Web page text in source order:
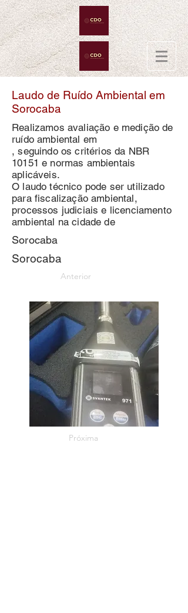
Laudo de Ruído Ambiental em
Sorocaba
Realizamos avaliação e medição de
ruído ambiental em
, seguindo os critérios da NBR
10151 e normas ambientais
aplicáveis.
O laudo técnico pode ser utilizado
para fiscalização ambiental,
processos judiciais e licenciamento
ambiental na cidade de
Sorocaba
Sorocaba
Anterior
Próxima